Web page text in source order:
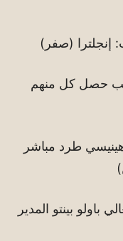
إنجلترا (صفر)
على الإنذارات: ١٢ لاعب حصل كل منهم
واين هينيسي طرد مباشر
باولو بينتو المدير